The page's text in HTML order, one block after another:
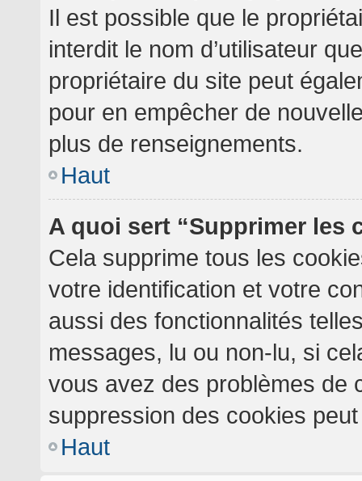
Il est possible que le
interdit le nom d’utilisateur
propriétaire du site peut
pour en empêcher de
plus de renseignements.
Haut
A quoi sert “Supprimer les
Cela supprime tous les
votre identification et votre
aussi des fonctionnalités
messages, lu ou non-lu, si
vous avez des problèmes de
suppression des cookies
Haut